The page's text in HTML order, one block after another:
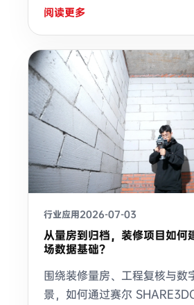
阅读更多
行业应用2026-07-03
从量房到归档，装修项目如何
场数据基础？
围绕装修量房、工程复核与数
景，如何通过赛尔